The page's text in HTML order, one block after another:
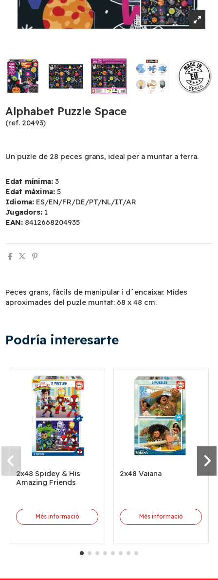
Alphabet Puzzle Space
(ref. 20493)
Un puzle de 28 peces grans, ideal per a muntar a terra.
Edat mínima: 3
Edat màxima: 5
Idioma: ES/EN/FR/DE/PT/NL/IT/AR
Jugadors: 1
EAN: 8412668204935
Peces grans, fàcils de manipular i d´encaixar. Mides
aproximades del puzle muntat: 68 x 48 cm.
Podría interesarte
2x48 Spidey & His
Amazing Friends
Més informació
2x48 Vaiana
Més informació